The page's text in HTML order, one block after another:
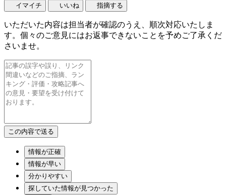
イマイチ いいね 指摘する
いただいた内容は担当者が確認のうえ、順次対応いたしま
す。個々のご意見にはお返事できないことを予めご了承くだ
さいませ。
情報が正確
情報が早い
分かりやすい
探していた情報が見つかった